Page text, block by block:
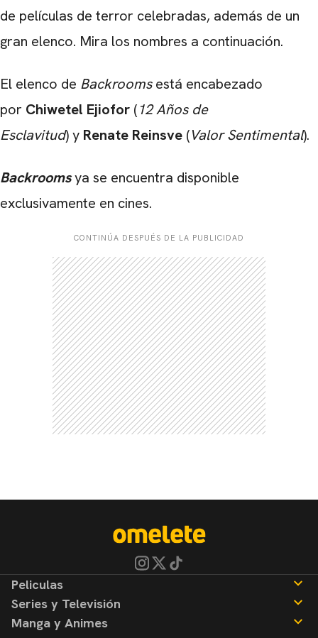
de películas de terror celebradas, además de un
gran elenco. Mira los nombres a continuación.
El elenco de Backroomsestá encabezado
por Chiwetel Ejiofor (12 Años de
Esclavitud) y Renate Reinsve (Valor Sentimental).
Backroomsya se encuentra disponible
exclusivamente en cines.
CONTINÚA DESPUÉS DE LA PUBLICIDAD
Peliculas
Noticias
Reseñas
Series y Televisión
Noticias
Manga y Animes